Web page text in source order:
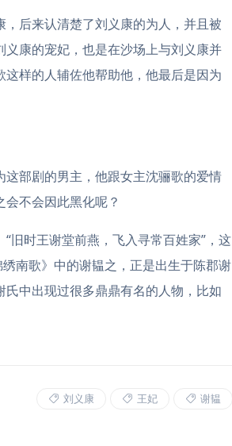
后来认清楚了刘义康的为人，并且被
康的宠妃，也是在沙场上与刘义康并
样的人辅佐他帮助他，他最后是因为
这部剧的男主，他跟女主沈骊歌的爱情
不会因此黑化呢？
旧时王谢堂前燕，飞入寻常百姓家”，这
南歌》中的谢韫之，正是出生于陈郡谢
中出现过很多鼎鼎有名的人物，比如
刘义康 王妃 谢韫